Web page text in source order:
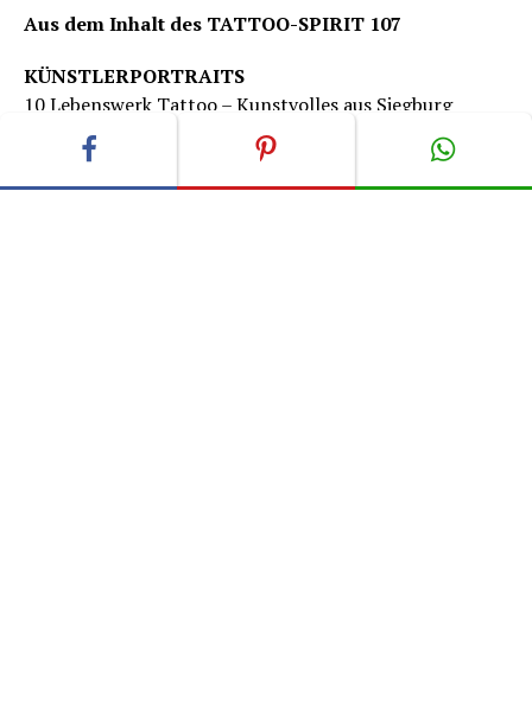
Aus dem Inhalt des TATTOO-SPIRIT 107
KÜNSTLERPORTRAITS
10 Lebenswerk Tattoo – Kunstvolles aus Siegburg
28 Euforia in Nürnberg – Mehr als nur ein Tattoostudio
38 Incredible Ink – Tattoos & Piercings aus Stadthagen
33 Grosses Kino vom Ende der Welt – Tu Den Tattoo in